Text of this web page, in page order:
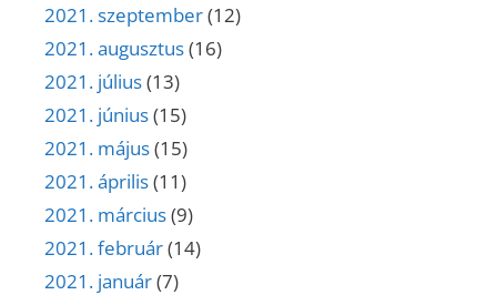
2021. szeptember(12)
2021. augusztus(16)
2021. július(13)
2021. június(15)
2021. május(15)
2021. április(11)
2021. március(9)
2021. február(14)
2021. január(7)